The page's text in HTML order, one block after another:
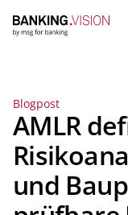
Blogpost
AMLR
und